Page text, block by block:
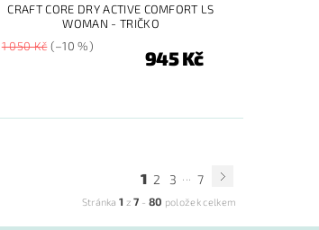
CRAFT CORE DRY ACTIVE COMFORT LS
WOMAN - TRIČKO
1 050 Kč(–10 %)
945 Kč
1 2 3 ... 7
Stránka1 z7 - 80 položek celkem